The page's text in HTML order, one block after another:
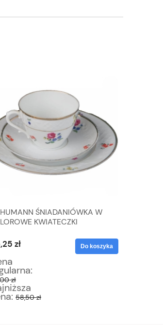
ŚNIADANIÓWKA W
KWIATECZKI
zł
zł
58,50 zł
Do koszyka